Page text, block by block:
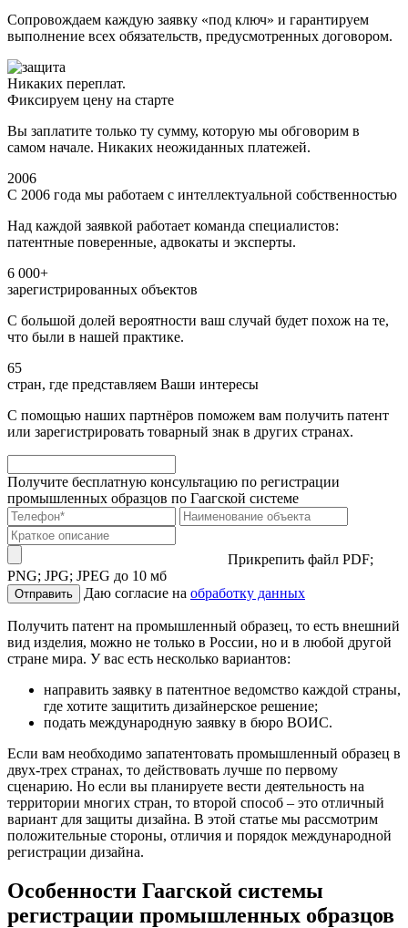
Сопровождаем каждую заявку «под ключ» и гарантируем
выполнение всех обязательств, предусмотренных договором.
Никаких переплат.
Фиксируем цену на старте
Вы заплатите только ту сумму, которую мы обговорим в
самом начале. Никаких неожиданных платежей.
2006
С 2006 года мы работаем с интеллектуальной собственностью
Над каждой заявкой работает команда специалистов:
патентные поверенные, адвокаты и эксперты.
6 000+
зарегистрированных объектов
С большой долей вероятности ваш случай будет похож на те,
что были в нашей практике.
65
стран, где представляем Ваши интересы
С помощью наших партнёров поможем вам получить патент
или зарегистрировать товарный знак в других странах.
Получите бесплатную консультацию по регистрации
промышленных образцов по Гаагской системе
Прикрепить файл PDF;
PNG; JPG; JPEG до 10 мб
Отправить Даю согласие на обработку данных
Получить патент на промышленный образец, то есть внешний
вид изделия, можно не только в России, но и в любой другой
стране мира. У вас есть несколько вариантов:
направить заявку в патентное ведомство каждой страны,
где хотите защитить дизайнерское решение;
подать международную заявку в бюро ВОИС.
Если вам необходимо запатентовать промышленный образец в
двух-трех странах, то действовать лучше по первому
сценарию. Но если вы планируете вести деятельность на
территории многих стран, то второй способ – это отличный
вариант для защиты дизайна. В этой статье мы рассмотрим
положительные стороны, отличия и порядок международной
регистрации дизайна.
Особенности Гаагской системы
регистрации промышленных образцов